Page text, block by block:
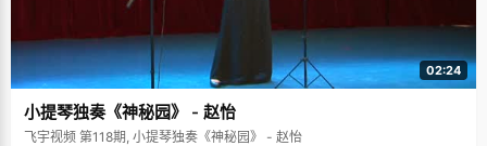
02:24
小提琴独奏《神秘园》 - 赵怡
飞宇视频 第118期, 小提琴独奏《神秘园》 - 赵怡